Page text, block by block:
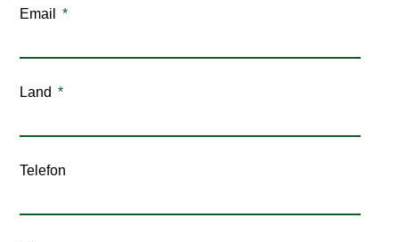
Email
Land
Telefon